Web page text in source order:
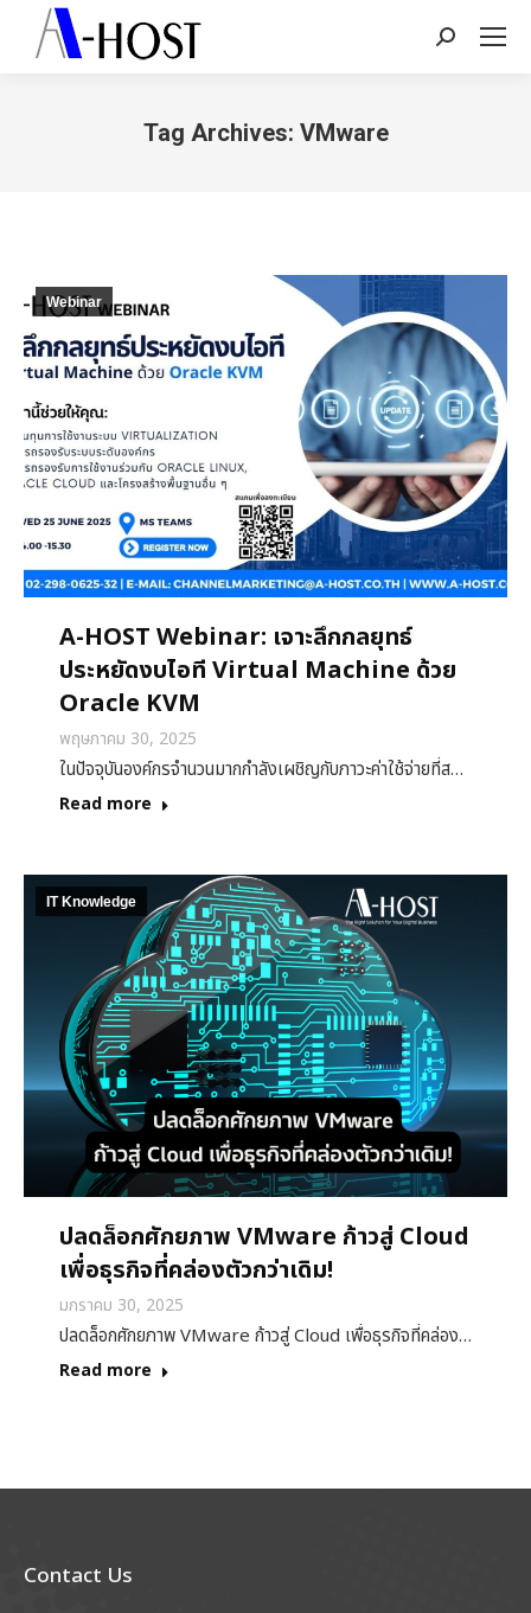
Search:
Tag Archives: VMware
Webinar
A-HOST Webinar: เจาะลึกกลยุทธ์
ประหยัดงบไอที Virtual Machine ด้วย
Oracle KVM
พฤษภาคม 30, 2025
ในปัจจุบันองค์กรจำนวนมากกำลังเผชิญกับภาวะค่าใช้จ่ายที่ส…
Read more
IT Knowledge
ปลดล็อกศักยภาพ VMware ก้าวสู่ Cloud
เพื่อธุรกิจที่คล่องตัวกว่าเดิม!
มกราคม 30, 2025
ปลดล็อกศักยภาพ VMware ก้าวสู่ Cloud เพื่อธุรกิจที่คล่อง…
Read more
Contact Us